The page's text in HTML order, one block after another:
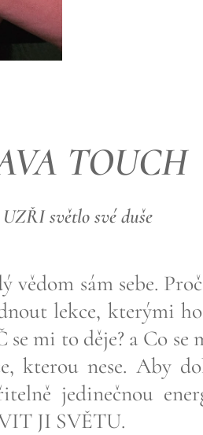
TOUCH
UZŘI světlo své duše
vědom sám sebe.
lekce, kterými
mi to děje? a Co se
kterou nese. Aby
jedinečnou
JI SVĚTU.